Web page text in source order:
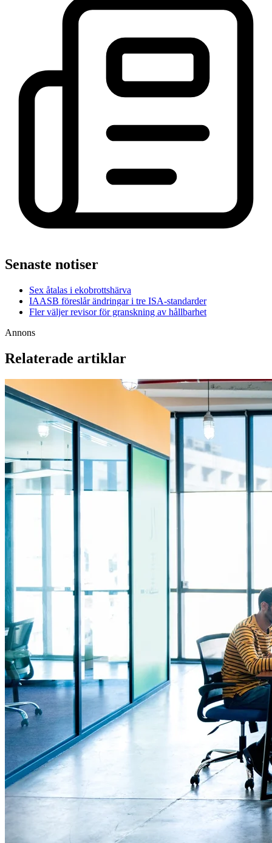
Senaste notiser
Sex åtalas i ekobrottshärva
IAASB föreslår ändringar i tre ISA-standarder
Fler väljer revisor för granskning av hållbarhet
Annons
Relaterade artiklar